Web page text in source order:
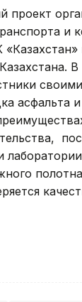
проект
и
В
асфальта